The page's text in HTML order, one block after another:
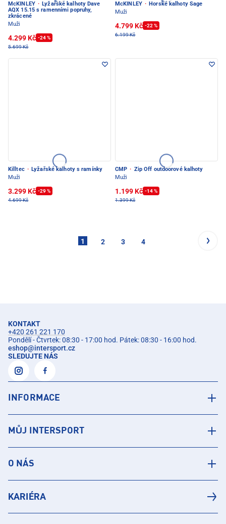
McKINLEY · Lyžařské kalhoty Dave
AQX 15.15 s ramenními popruhy,
zkrácené
Muži
4.299 Kč -24 %
5.699 Kč
McKINLEY · Horské kalhoty Sage
Muži
4.799 Kč -22 %
6.199 Kč
Killtec · Lyžařské kalhoty s ramínky
Muži
3.299 Kč -29 %
4.699 Kč
CMP · Zip Off outdoorové kalhoty
Muži
1.199 Kč -14 %
1.399 Kč
1 2 3 4
KONTAKT
+420 261 221 170
Pondělí - Čtvrtek: 08:30 - 17:00 hod. Pátek: 08:30 - 16:00 hod.
eshop@intersport.cz
SLEDUJTE NÁS
INFORMACE
MŮJ INTERSPORT
O NÁS
KARIÉRA